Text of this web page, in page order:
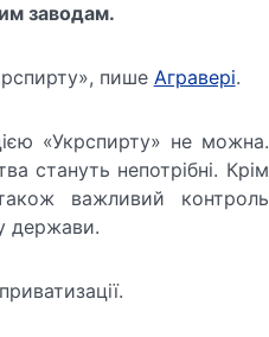
заводам.
пише Агравері.
«Укрспирту» не можна.
стануть непотрібні. Крім
важливий контроль
держави.